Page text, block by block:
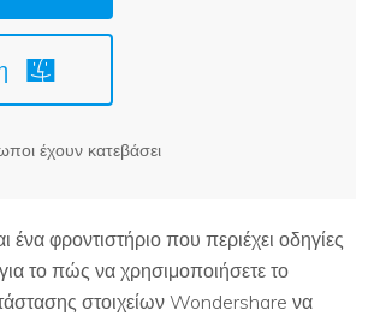
έχουν κατεβάσει
ένα φροντιστήριο που περιέχει οδηγίες
το πώς να χρησιμοποιήσετε το
στοιχείων Wondershare να